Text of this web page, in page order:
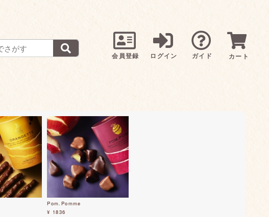
会員登録 ログイン ガイド カート
Pom.Pomme
¥ 1836